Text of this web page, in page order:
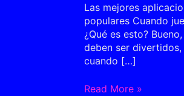
Las mejores
populares Cuando
¿Qué es esto?
deben ser
cuando […]
Read More »